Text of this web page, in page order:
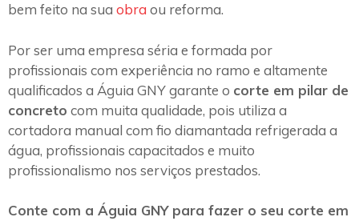
bem feito na sua obra ou reforma.
Por ser uma empresa séria e formada por
profissionais com experiência no ramo e altamente
qualificados a Águia GNY garante o corte em pilar de
concreto com muita qualidade, pois utiliza a
cortadora manual com fio diamantada refrigerada a
água, profissionais capacitados e muito
profissionalismo nos serviços prestados.
Conte com a Águia GNY para fazer o seu corte em